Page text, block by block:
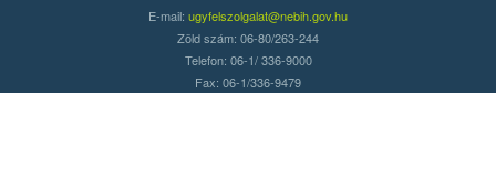
E-mail: ugyfelszolgalat@nebih.gov.hu
Zöld szám: 06-80/263-244
Telefon: 06-1/ 336-9000
Fax: 06-1/336-9479